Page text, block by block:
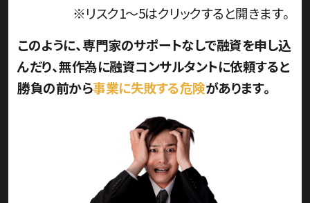
※リスク1〜5はクリックすると開きます。
このように、専門家のサポートなしで融資を申し込
んだり、無作為に融資コンサルタントに依頼すると
勝負の前から事業に失敗する危険があります。